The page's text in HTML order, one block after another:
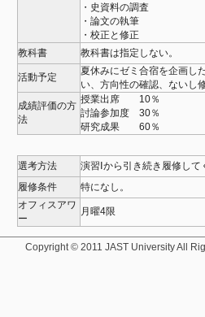
・史資料の調査
・論文の執筆
・校正と修正
教科書
教科書は指定しない。
活動予定
夏休みにゼミ合宿を企画し
い、方向性の確認、ないし
成績評価の方
法
授業出席 10％
討論参加度 30％
研究成果 60％
選考方法
演習Ⅰから引き続き履修して
履修条件
特になし。
オフィスアワ
ー
月曜4限